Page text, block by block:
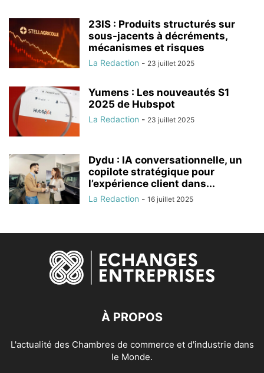
23IS : Produits structurés sur
sous-jacents à décréments,
mécanismes et risques
La Redaction - 23 juillet 2025
Yumens : Les nouveautés S1
2025 de Hubspot
La Redaction - 23 juillet 2025
Dydu : IA conversationnelle, un
copilote stratégique pour
l’expérience client dans...
La Redaction - 16 juillet 2025
À PROPOS
L'actualité des Chambres de commerce et d'industrie dans
le Monde.